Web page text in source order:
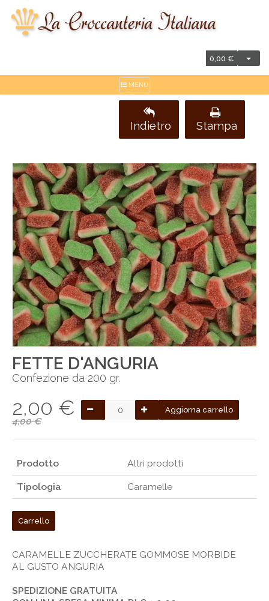
0,00 €
MENU
Stampa
Indietro
FETTE D'ANGURIA
Confezione da 200 gr.
2,00 €
4,00 €
Aggiorna carrello
Prodotto Altri prodotti
Tipologia Caramelle
Carrello
CARAMELLE ZUCCHERATE GOMMOSE MORBIDE
AL GUSTO ANGURIA
SPEDIZIONE GRATUITA